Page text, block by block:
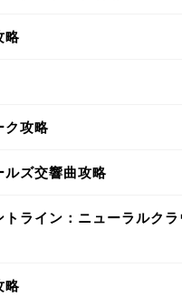
略
ク攻略
ルズ交響曲攻略
トライン：ニューラルクラ
略